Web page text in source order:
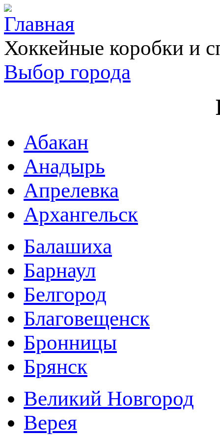
Хоккейные коробки и
Выбор города
Абакан
Анадырь
Апрелевка
Архангельск
Балашиха
Барнаул
Белгород
Благовещенск
Бронницы
Брянск
Великий Новгород
Верея